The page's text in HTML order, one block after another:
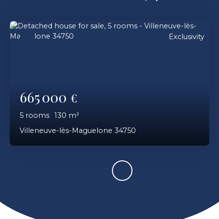
665 000 €
5 rooms 130 m²
Villeneuve-lès-Maguelone 34750
Exclusivity